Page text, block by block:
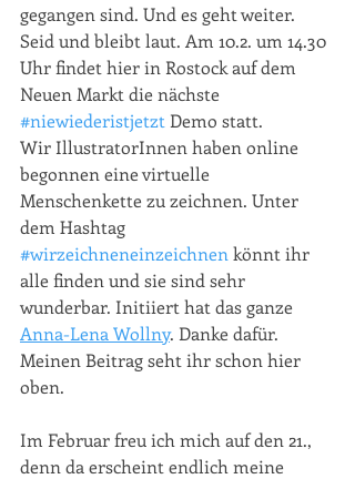
gegangen sind. Und es geht weiter.
Seid und bleibt laut. Am 10.2. um 14.30
Uhr findet hier in Rostock auf dem
Neuen Markt die nächste
#niewiederistjetzt Demo statt.
Wir IllustratorInnen haben online
begonnen eine virtuelle
Menschenkette zu zeichnen. Unter
dem Hashtag
#wirzeichneneinzeichnen könnt ihr
alle finden und sie sind sehr
wunderbar. Initiiert hat das ganze
Anna-Lena Wollny. Danke dafür.
Meinen Beitrag seht ihr schon hier
oben.
Im Februar freu ich mich auf den 21.,
denn da erscheint endlich meine